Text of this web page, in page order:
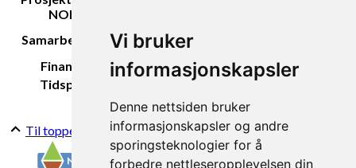
Vi bruker
informasjonskapsler
Denne nettsiden bruker
informasjonskapsler og andre
sporingsteknologier for å
forbedre nettleseropplevelsen din
NORSØK:
Samarbeidspartar:
Vital Analyse, Lindum AS og Flere
gardbrukere
Finansiering:
Landbruksdirektoratet
Tidsperiode:
2010-2013 and 2014 -2017
Til toppen